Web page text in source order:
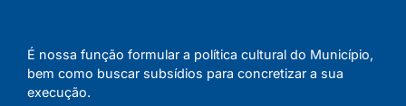
É nossa função formular a política cultural do Município,
bem como buscar subsídios para concretizar a sua
execução.